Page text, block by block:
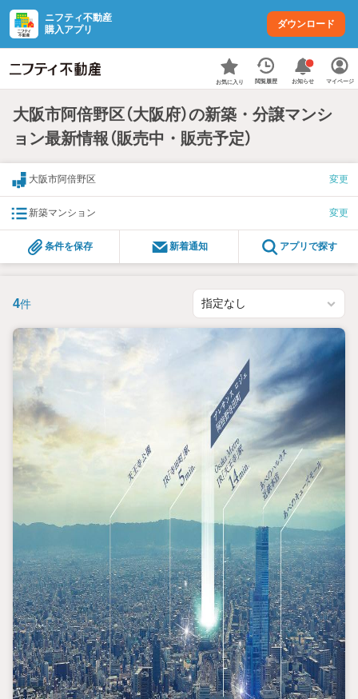
ニフティ不動産
購入アプリ
ダウンロード
お気に入り 閲覧履歴 お知らせ マイページ
大阪市阿倍野区（大阪府）の新築・分譲マンシ
ョン最新情報（販売中・販売予定）
大阪市阿倍野区 変更
新築マンション 変更
条件を保存 新着通知 アプリで探す
4件